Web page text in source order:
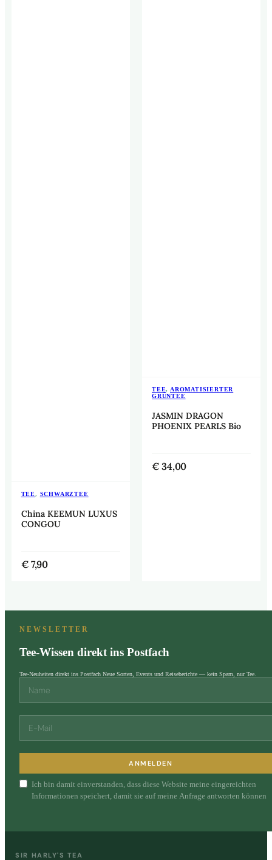
TEE, SCHWARZTEE
China KEEMUN LUXUS
CONGOU
€ 7,90
TEE, AROMATISIERTER
GRÜNTEE
JASMIN DRAGON
PHOENIX PEARLS Bio
€ 34,00
NEWSLETTER
Tee-Wissen direkt ins Postfach
Tee-Neuheiten direkt ins Postfach Neue Sorten, Events und Reiseberichte — kein Spam, nur Tee.
ANMELDEN
Ich bin damit einverstanden, dass diese Website meine eingereichten
Informationen speichert, damit sie auf meine Anfrage antworten können
SIR HARLY'S TEA